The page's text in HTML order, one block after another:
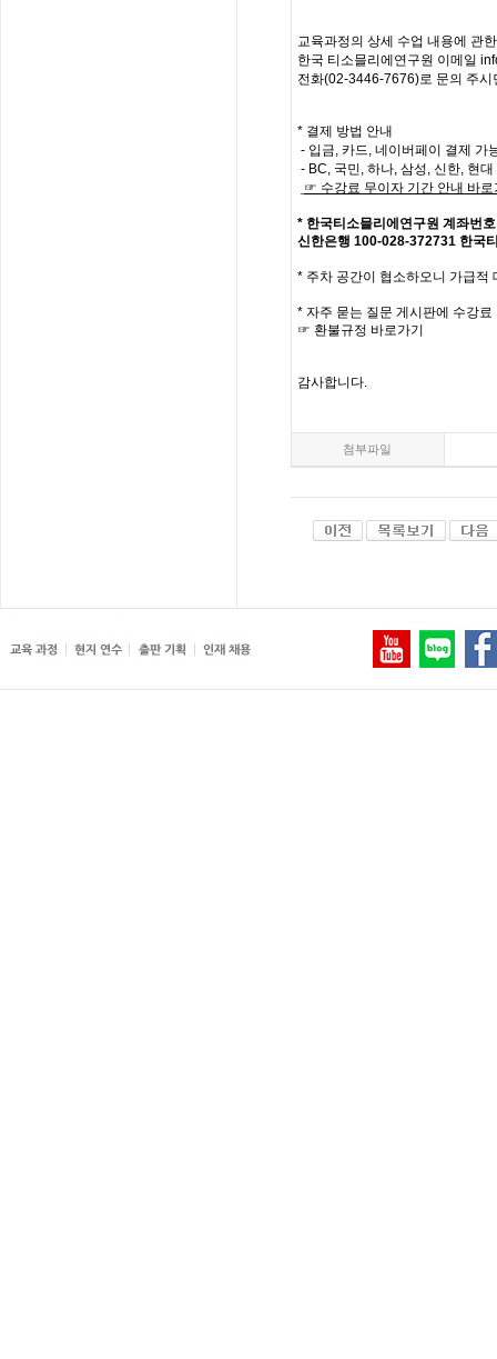
교육과정의 상세 수업 내용에 관한
한국 티소믈리에 연구원 이메일
전화(02-3446-7676)로 문의 주시
* 결제 방법 안내
- 입금, 카드, 네이버페이 결제 가
- BC, 국민, 하나, 삼성, 신한, 현
☞ 수강료 무이자 기간 안내 바로
* 한국티소믈리에연구원 계좌번호
신한은행 100-028-372731 한국
* 주차 공간이 협소하오니 가급적
* 자주 묻는 질문 게시판에 수강료
☞ 환불규정 바로가기
감사합니다.
첨부파일